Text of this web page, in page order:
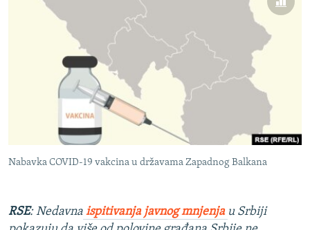
Nabavka COVID-19 vakcina u državama Zapadnog Balkana
RSE: Nedavna ispitivanja javnog mnjenja u Srbiji